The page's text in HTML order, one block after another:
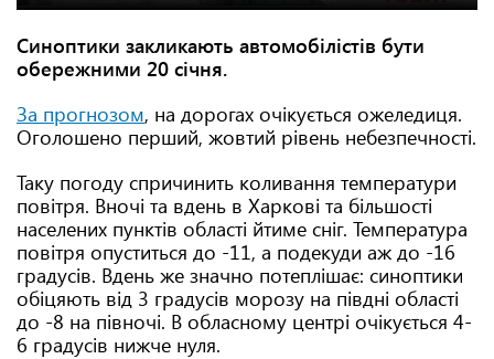
Синоптики закликають автомобілістів бути
обережними 20 січня.
За прогнозом, на дорогах очікується ожеледиця.
Оголошено перший, жовтий рівень небезпечності.
Таку погоду спричинить коливання температури
повітря. Вночі та вдень в Харкові та більшості
населених пунктів області йтиме сніг. Температура
повітря опуститься до -11, а подекуди аж до -16
градусів. Вдень же значно потеплішає: синоптики
обіцяють від 3 градусів морозу на півдні області
до -8 на півночі. В обласному центрі очікується 4-
6 градусів нижче нуля.